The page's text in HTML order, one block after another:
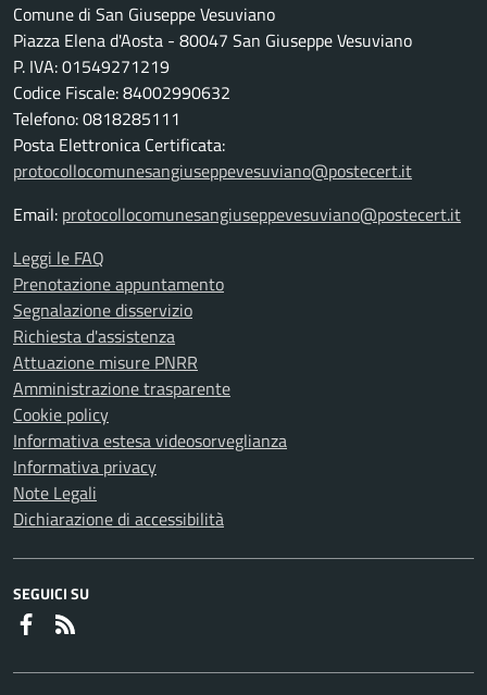
Comune di San Giuseppe Vesuviano
Piazza Elena d'Aosta - 80047 San Giuseppe Vesuviano
P. IVA: 01549271219
Codice Fiscale: 84002990632
Telefono: 0818285111
Posta Elettronica Certificata:
protocollocomunesangiuseppevesuviano@postecert.it
Email: protocollocomunesangiuseppevesuviano@postecert.it
Leggi le FAQ
Prenotazione appuntamento
Segnalazione disservizio
Richiesta d'assistenza
Attuazione misure PNRR
Amministrazione trasparente
Cookie policy
Informativa estesa videosorveglianza
Informativa privacy
Note Legali
Dichiarazione di accessibilità
SEGUICI SU
Faceboook